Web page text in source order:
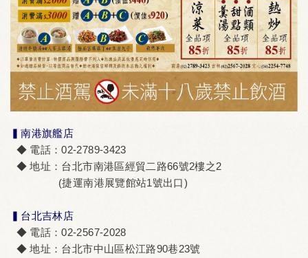
▍南港旗艦店
◆ 電話：02-2789-3423
◆ 地址：台北市南港區經貿二路66號2樓之2
(捷運南港展覽館站1號出口)
▍台北吉林店
◆ 電話：02-2567-2028
◆ 地址：台北市中山區松江路90巷23號